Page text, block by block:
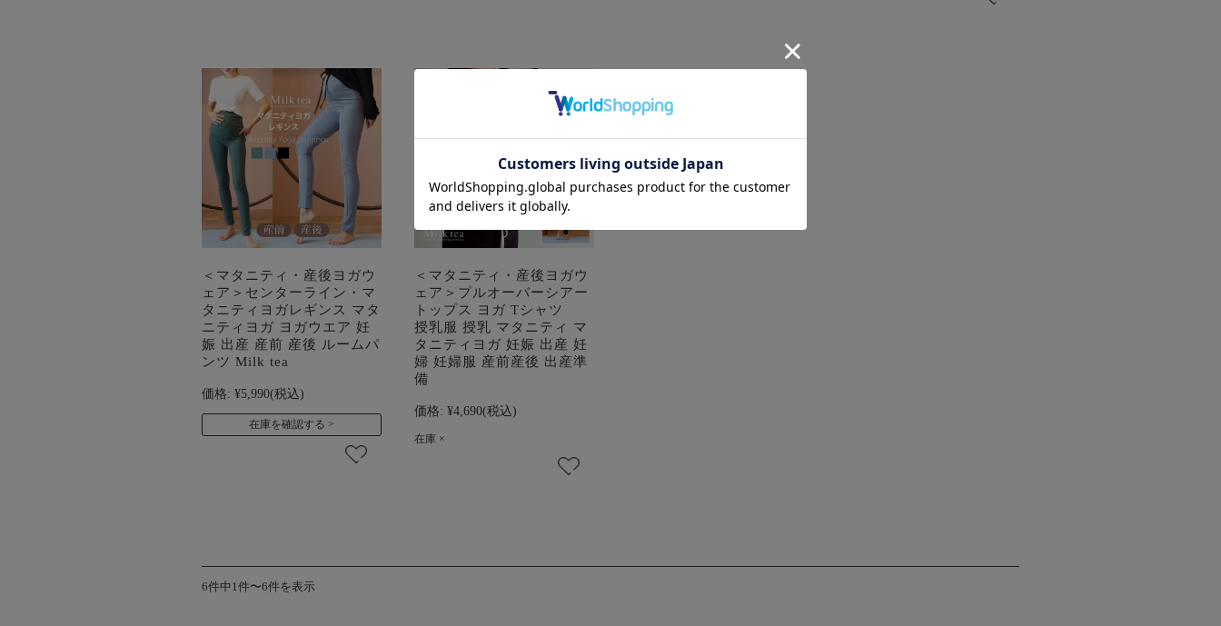
＜マタニティ・産後ヨガウ
ェア＞センターライン・マ
タニティヨガレギンス マタ
ニティヨガ ヨガウエア 妊
娠 出産 産前 産後 ルームパ
ンツ Milk tea
価格: ¥5,990(税込)
在庫を確認する
＜マタニティ・産後ヨガウ
ェア＞プルオーバーシアー
トップス ヨガ Tシャツ
授乳服 授乳 マタニティ マ
タニティヨガ 妊娠 出産 妊
婦 妊婦服 産前産後 出産準
備
価格: ¥4,690(税込)
在庫 ×
6件中1件〜6件を表示